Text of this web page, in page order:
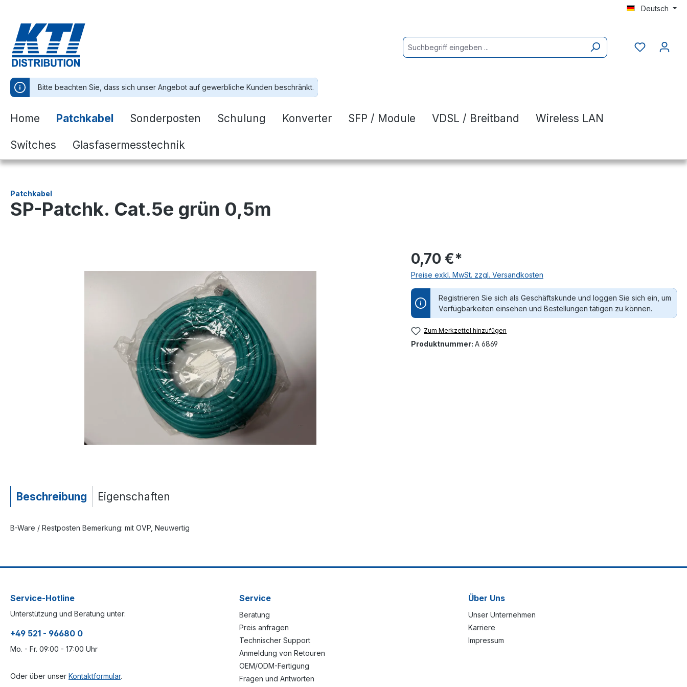
Deutsch
Bitte beachten Sie, dass sich unser Angebot auf gewerbliche Kunden beschränkt.
Home Patchkabel Sonderposten Schulung Konverter SFP / Module VDSL / Breitband Wireless LAN
Switches Glasfasermesstechnik
Patchkabel
SP-Patchk. Cat.5e grün 0,5m
0,70 €*
Preise exkl. MwSt. zzgl. Versandkosten
Registrieren Sie sich als Geschäftskunde und loggen Sie sich ein, um
Verfügbarkeiten einsehen und Bestellungen tätigen zu können.
Zum Merkzettel hinzufügen
Produktnummer: A 6869
Beschreibung Eigenschaften
B-Ware / Restposten Bemerkung: mit OVP, Neuwertig
Service-Hotline
Unterstützung und Beratung unter:
+49 521 - 96680 0
Mo. - Fr. 09:00 - 17:00 Uhr
Oder über unser Kontaktformular.
Service
Beratung
Preis anfragen
Technischer Support
Anmeldung von Retouren
OEM/ODM-Fertigung
Fragen und Antworten
Über Uns
Unser Unternehmen
Karriere
Impressum